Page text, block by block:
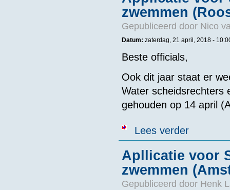
zwemmen
Gepubliceerd door Nico
Datum: zaterdag, 21 april, 2018 -
Beste officials,
Ook dit jaar staat er
Water scheidsrechters
gehouden op 14 april
Lees verderover
Apllicatie voor
zwemmen
Gepubliceerd door Henk